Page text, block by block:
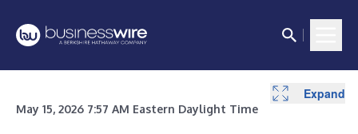
May 15, 2026 7:57 AM Eastern Daylight Time
Expand
Expand
Expand
Expand
Expand
Expand
Expand